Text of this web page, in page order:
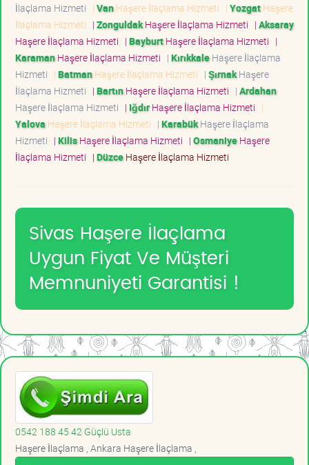
İlaçlama Hizmeti | VanHaşere İlaçlama Hizmeti | YozgatHaşere
İlaçlama Hizmeti | ZonguldakHaşere İlaçlama Hizmeti | Aksaray
Haşere İlaçlama Hizmeti | BayburtHaşere İlaçlama Hizmeti |
KaramanHaşere İlaçlama Hizmeti | KırıkkaleHaşere İlaçlama
Hizmeti | BatmanHaşere İlaçlama Hizmeti | ŞırnakHaşere
İlaçlama Hizmeti | BartınHaşere İlaçlama Hizmeti | Ardahan
Haşere İlaçlama Hizmeti | IğdırHaşere İlaçlama Hizmeti |
Yalova Haşere İlaçlama Hizmeti | KarabükHaşere İlaçlama
Hizmeti | KilisHaşere İlaçlama Hizmeti | OsmaniyeHaşere
İlaçlama Hizmeti | DüzceHaşere İlaçlama Hizmeti
Sivas Haşere İlaçlama
Uygun Fiyat Ve Müşteri
Memnuniyeti Garantisi !
0542 188 45 42 Güçlü Usta
Haşere İlaçlama , Ankara Haşere İlaçlama ,